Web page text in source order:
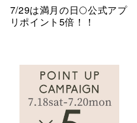
7/29は満月の日🌕公式アプ
リポイント5倍！！